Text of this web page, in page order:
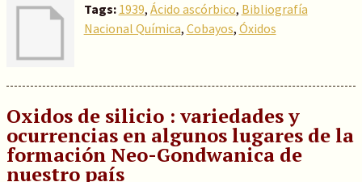
Tags: 1939, Ácido ascórbico, Bibliografía
Nacional Química, Cobayos, Óxidos
Oxidos de silicio : variedades y
ocurrencias en algunos lugares de la
formación Neo-Gondwanica de
nuestro país